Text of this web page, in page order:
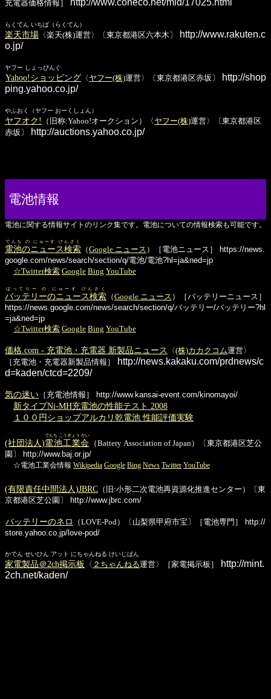
充電器価格情報］
らくてん いちば（らくてん）
楽天市場 〈楽天(株)運営〉〔東京都港区六本木〕
http://www.rakuten.c
o.jp/
ヤフー しょっぴんぐ
Yahoo!ショッピング 〈 ヤフー(株)運営〉〔東京都港区赤坂〕
http://shop
ping.yahoo.co.jp/
やふおく（ヤフー おーくしょん）
ヤフオク! （旧称:Yahoo!オークション）〈 ヤフー(株)運営〉〔東京都港区
赤坂〕
http://auctions.yahoo.co.jp/
電池情報
電池に関する情報サイトのリンク集です。電池についての情報検索も可能です。
電池のニュース検索
でんち の にゅーす けんさく
（Google ニュース ）［電池ニュース］
google.com/news/search/section/q/電池/電池?hl=ja&ned=jp
☆Twitter検索 Google Bing YouTube
バッテリーのニュース検索
ばってりー の にゅーす けんさく
（Google ニュース ）［バッテリーニュース］
https://news.google.com/news/search/section/q/バッテリー/バッテリー?hl
=ja&ned=jp
☆Twitter検索 Google Bing YouTube
価格.com - 充電池・充電器 新製品ニュース 〈(株)カカクコム運営〉
［充電池・充電器新製品情報］
http://news.kakaku.com/prdnews/c
d=kaden/ctcd=2209/
気の迷い ［充電池情報］ http://www.kansai-event.com/kinomayoi/
新タイプNi-MH充電池の性能テスト 2008
１００円ショップアルカリ乾電池 性能評価実験
(社団法人)電池工業会
でんち こうぎょう かい
（Battery Association of Japan）〔東京都港区芝公
園〕
http://www.baj.or.jp/
☆電池工業会情報 Wikipedia Google Bing News Twitter YouTube
(有限責任中間法人)JBRC （旧:小形二次電池再資源化推進センター）〔東
京都港区芝公園〕
http://www.jbrc.com/
バッテリーのネロ （LOVE-Pod）〔山梨県甲府市宝〕［電池専門］
http://
store.yahoo.co.jp/love-pod/
かでん せいひん アット にちゃんねる けいじばん
家電製品＠2ch掲示板 〈 ２ちゃんねる運営〉［家電掲示板］
http://mint.
2ch.net/kaden/